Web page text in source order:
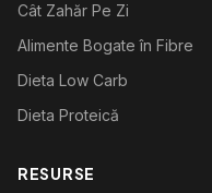
Cât Zahăr Pe Zi
Alimente Bogate în Fibre
Dieta Low Carb
Dieta Proteică
RESURSE